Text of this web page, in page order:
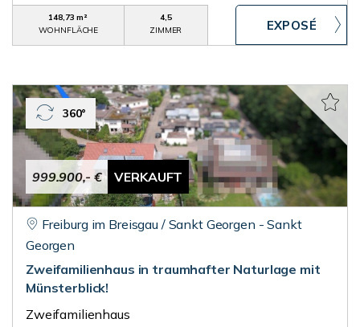
148,73 m²
WOHNFLÄCHE
4,5
ZIMMER
999.900,- € VERKAUFT
360°
Freiburg im Breisgau / Sankt Georgen - Sankt
Georgen
Zweifamilienhaus in traumhafter Naturlage mit
Münsterblick!
Zweifamilienhaus